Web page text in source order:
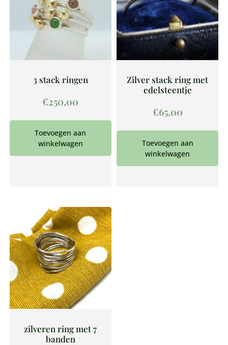
3 stack ringen
€250,00
Toevoegen aan
winkelwagen
Zilver stack ring met
edelsteentje
€65,00
Toevoegen aan
winkelwagen
zilveren ring met 7
banden